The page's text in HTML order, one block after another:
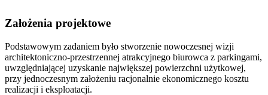
Założenia projektowe
Podstawowym zadaniem było stworzenie nowoczesnej wizji
architektoniczno-przestrzennej atrakcyjnego biurowca z parkingami,
uwzględniającej uzyskanie największej powierzchni użytkowej,
przy jednoczesnym założeniu racjonalnie ekonomicznego kosztu
realizacji i eksploatacji.